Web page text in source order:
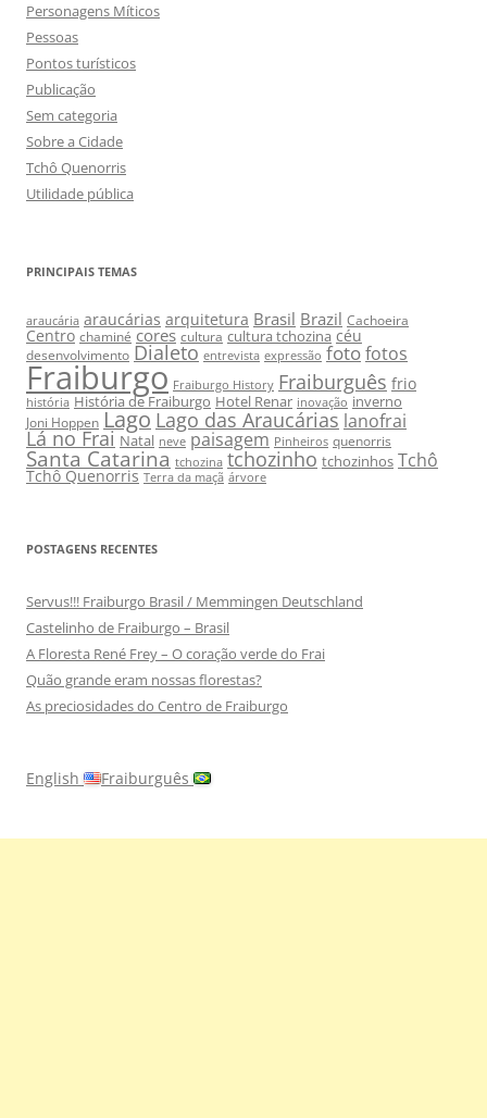
Personagens Míticos
Pessoas
Pontos turísticos
Publicação
Sem categoria
Sobre a Cidade
Tchô Quenorris
Utilidade pública
PRINCIPAIS TEMAS
araucária araucárias arquitetura Brasil Brazil Cachoeira
Centro chaminé cores cultura cultura tchozina céu
desenvolvimento Dialeto entrevista expressão fotofotos
Fraiburgo Fraiburgo History Fraiburguês frio
história História de Fraiburgo Hotel Renar inovação inverno
Joni Hoppen Lago Lago das Araucárias lanofrai
Lá no Frai Natal neve paisagem Pinheiros quenorris
Santa Catarina tchozina tchozinho tchozinhos Tchô
Tchô Quenorris Terra da maçã árvore
POSTAGENS RECENTES
Servus!!! Fraiburgo Brasil / Memmingen Deutschland
Castelinho de Fraiburgo – Brasil
A Floresta René Frey – O coração verde do Frai
Quão grande eram nossas florestas?
As preciosidades do Centro de Fraiburgo
English Fraiburguês